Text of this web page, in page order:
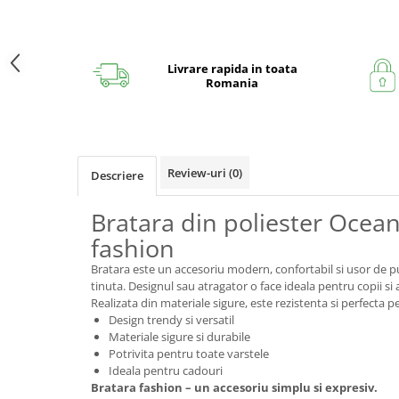
Livrare rapida in toata
Romania
Descriere Review-uri (0)
Bratara din poliester
fashion
Bratara este un accesoriu modern, confortabil si usor de
tinuta. Designul sau atragator o face ideala pentru copii si
Realizata din materiale sigure, este rezistenta si perfecta
Design trendy si versatil
Materiale sigure si durabile
Potrivita pentru toate varstele
Ideala pentru cadouri
Bratara fashion – un accesoriu simplu si expresiv.